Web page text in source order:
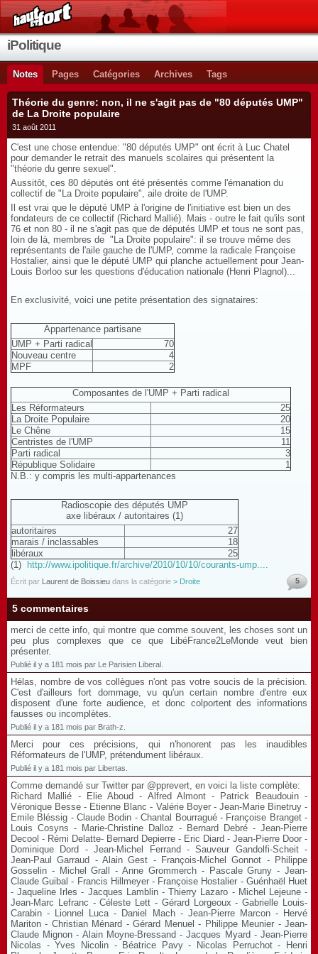
iPolitique
Notes Pages Catégories Archives Tags
Théorie du genre: non, il ne s'agit pas de "80 députés UMP"
de La Droite populaire
31 août 2011
C'est une chose entendue: "80 députés UMP" ont écrit à Luc Chatel
pour demander le retrait des manuels scolaires qui présentent la
"théorie du genre sexuel".
Aussitôt, ces 80 députés ont été présentés comme l'émanation du
collectif de "La Droite populaire", aile droite de l'UMP.
Il est vrai que le député UMP à l'origine de l'initiative est bien un des
fondateurs de ce collectif (Richard Mallié). Mais - outre le fait qu'ils sont
76 et non 80 - il ne s'agit pas que de députés UMP et tous ne sont pas,
loin de là, membres de "La Droite populaire": il se trouve même des
représentants de l'aile gauche de l'UMP, comme la radicale Françoise
Hostalier, ainsi que le député UMP qui planche actuellement pour Jean-
Louis Borloo sur les questions d'éducation nationale (Henri Plagnol)...
En exclusivité, voici une petite présentation des signataires:
Appartenance partisane
UMP + Parti radical
70
Nouveau centre
4
MPF
2
Composantes de l'UMP + Parti radical
Les Réformateurs
25
La Droite Populaire
20
Le Chêne
15
Centristes de l'UMP
11
Parti radical
3
République Solidaire
1
N.B.: y compris les multi-appartenances
Radioscopie des députés UMP
axe libéraux / autoritaires (1)
autoritaires
27
marais / inclassables
18
libéraux
25
(1)
http://www.ipolitique.fr/archive/2010/10/10/courants-ump....
Écrit par Laurent de Boissieu dans la catégorie > Droite 5
5 commentaires
merci de cette info, qui montre que comme souvent, les choses sont un
peu plus complexes que ce que LibéFrance2LeMonde veut bien
présenter.
Publié il y a 181 mois par Le Parisien Liberal.
Hélas, nombre de vos collègues n'ont pas votre soucis de la précision.
C'est d'ailleurs fort dommage, vu qu'un certain nombre d'entre eux
disposent d'une forte audience, et donc colportent des informations
fausses ou incomplètes.
Publié il y a 181 mois par Brath-z.
Merci pour ces précisions, qui n'honorent pas les inaudibles
Réformateurs de l'UMP, prétendument libéraux.
Publié il y a 181 mois par Libertas.
Comme demandé sur Twitter par @pprevert, en voici la liste complète:
Richard Mallié - Elie Aboud - Alfred Almont - Patrick Beaudouin -
Véronique Besse - Etienne Blanc - Valérie Boyer - Jean-Marie Binetruy -
Emile Bléssig - Claude Bodin - Chantal Bourragué - Françoise Branget -
Louis Cosyns - Marie-Christine Dalloz - Bernard Debré - Jean-Pierre
Decool - Rémi Delatte- Bernard Depierre - Eric Diard - Jean-Pierre Door -
Dominique Dord - Jean-Michel Ferrand - Sauveur Gandolfi-Scheit -
Jean-Paul Garraud - Alain Gest - François-Michel Gonnot - Philippe
Gosselin - Michel Grall - Anne Grommerch - Pascale Gruny - Jean-
Claude Guibal - Francis Hillmeyer - Françoise Hostalier - Guénhaël Huet
- Jaqueline Irles - Jacques Lamblin - Thierry Lazaro - Michel Lejeune -
Jean-Marc Lefranc - Céleste Lett - Gérard Lorgeoux - Gabrielle Louis-
Carabin - Lionnel Luca - Daniel Mach - Jean-Pierre Marcon - Hervé
Mariton - Christian Ménard - Gérard Menuel - Philippe Meunier - Jean-
Claude Mignon - Alain Moyne-Bressand - Jacques Myard - Jean-Pierre
Nicolas - Yves Nicolin - Béatrice Pavy - Nicolas Perruchot - Henri